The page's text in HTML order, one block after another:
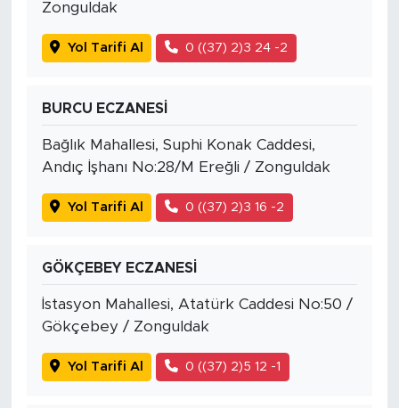
Zonguldak
Yol Tarifi Al 0 ((37) 2)3 24 -2
BURCU ECZANESİ
Bağlık Mahallesi, Suphi Konak Caddesi,
Andıç İşhanı No:28/M Ereğli / Zonguldak
Yol Tarifi Al 0 ((37) 2)3 16 -2
GÖKÇEBEY ECZANESİ
İstasyon Mahallesi, Atatürk Caddesi No:50 /
Gökçebey / Zonguldak
Yol Tarifi Al 0 ((37) 2)5 12 -1